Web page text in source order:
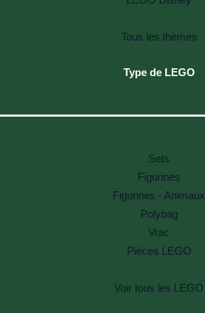
Tous les thèmes
Type de LEGO
Sets
Figurines
Figurines - Animaux
Polybag
Vrac
Pièces LEGO
Voir tous les LEGO